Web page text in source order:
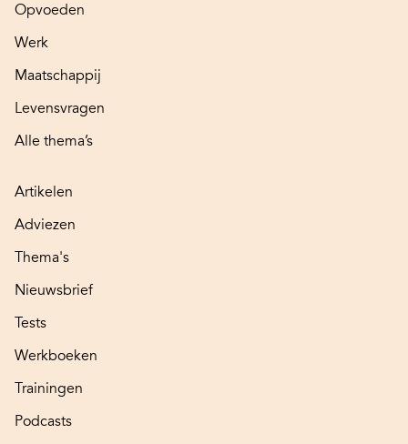
Opvoeden
Werk
Maatschappij
Levensvragen
Alle thema’s
Artikelen
Adviezen
Thema's
Nieuwsbrief
Tests
Werkboeken
Trainingen
Podcasts